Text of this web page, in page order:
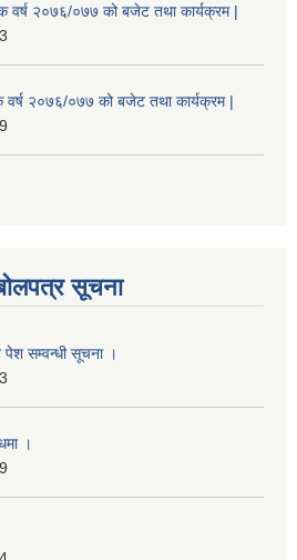
वर्ष २०७६/०७७ को बजेट तथा कार्यक्रम |
वर्ष २०७६/०७७ को बजेट तथा कार्यक्रम |
सूचना
पेश सम्वन्धी सूचना ।
।